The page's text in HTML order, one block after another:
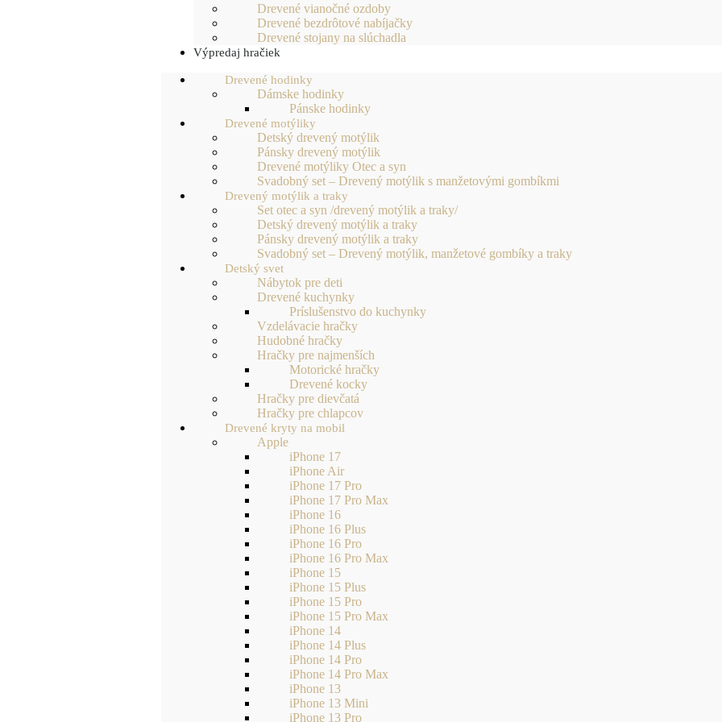
Drevené vianočné ozdoby
Drevené bezdrôtové nabíjačky
Drevené stojany na slúchadla
Výpredaj hračiek
Drevené hodinky
Dámske hodinky
Pánske hodinky
Drevené motýliky
Detský drevený motýlik
Pánsky drevený motýlik
Drevené motýliky Otec a syn
Svadobný set – Drevený motýlik s manžetovými gombíkmi
Drevený motýlik a traky
Set otec a syn /drevený motýlik a traky/
Detský drevený motýlik a traky
Pánsky drevený motýlik a traky
Svadobný set – Drevený motýlik, manžetové gombíky a traky
Detský svet
Nábytok pre deti
Drevené kuchynky
Príslušenstvo do kuchynky
Vzdelávacie hračky
Hudobné hračky
Hračky pre najmenších
Motorické hračky
Drevené kocky
Hračky pre dievčatá
Hračky pre chlapcov
Drevené kryty na mobil
Apple
iPhone 17
iPhone Air
iPhone 17 Pro
iPhone 17 Pro Max
iPhone 16
iPhone 16 Plus
iPhone 16 Pro
iPhone 16 Pro Max
iPhone 15
iPhone 15 Plus
iPhone 15 Pro
iPhone 15 Pro Max
iPhone 14
iPhone 14 Plus
iPhone 14 Pro
iPhone 14 Pro Max
iPhone 13
iPhone 13 Mini
iPhone 13 Pro